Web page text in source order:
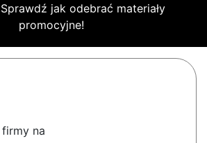
Sprawdź jak odebrać materiały
promocyjne!
na